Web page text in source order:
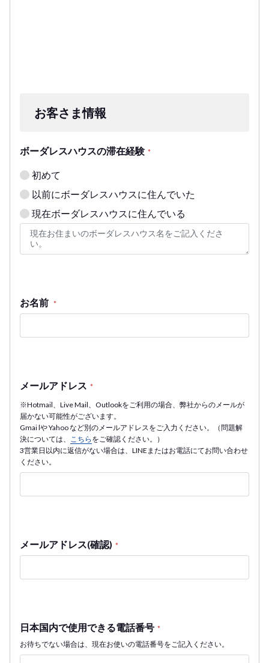
お客さま情報
ボーダレスハウスの滞在経験 *
初めて
以前にボーダレスハウスに住んでいた
現在ボーダレスハウスに住んでいる
お名前 *
メールアドレス *
※Hotmail、Live Mail、Outlookをご利用の場合、弊社からのメールが
届かない可能性がございます。
Gmai lや Yahoo など別のメールアドレスをご入力ください。（問題解
決については、
こちら をご確認ください。）
3営業日以内に返信がない場合は、LINEまたはお電話にてお問い合わせ
ください。
メールアドレス(確認) *
日本国内で使用できる電話番号 *
お待ちでない場合は、現在お使いの電話番号をご記入ください。